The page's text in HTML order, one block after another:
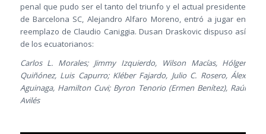
penal que pudo ser el tanto del triunfo y el actual presidente
de Barcelona SC, Alejandro Alfaro Moreno, entró a jugar en
reemplazo de Claudio Caniggia. Dusan Draskovic dispuso así
de los ecuatorianos:
Carlos L. Morales; Jimmy Izquierdo, Wilson Macías, Hólger
Quiñónez, Luis Capurro; Kléber Fajardo, Julio C. Rosero, Álex
Aguinaga, Hamilton Cuvi; Byron Tenorio (Ermen Benítez), Raúl
Avilés